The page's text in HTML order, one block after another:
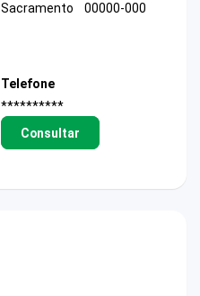
Sacramento
00000-000
Telefone
**********
Consultar